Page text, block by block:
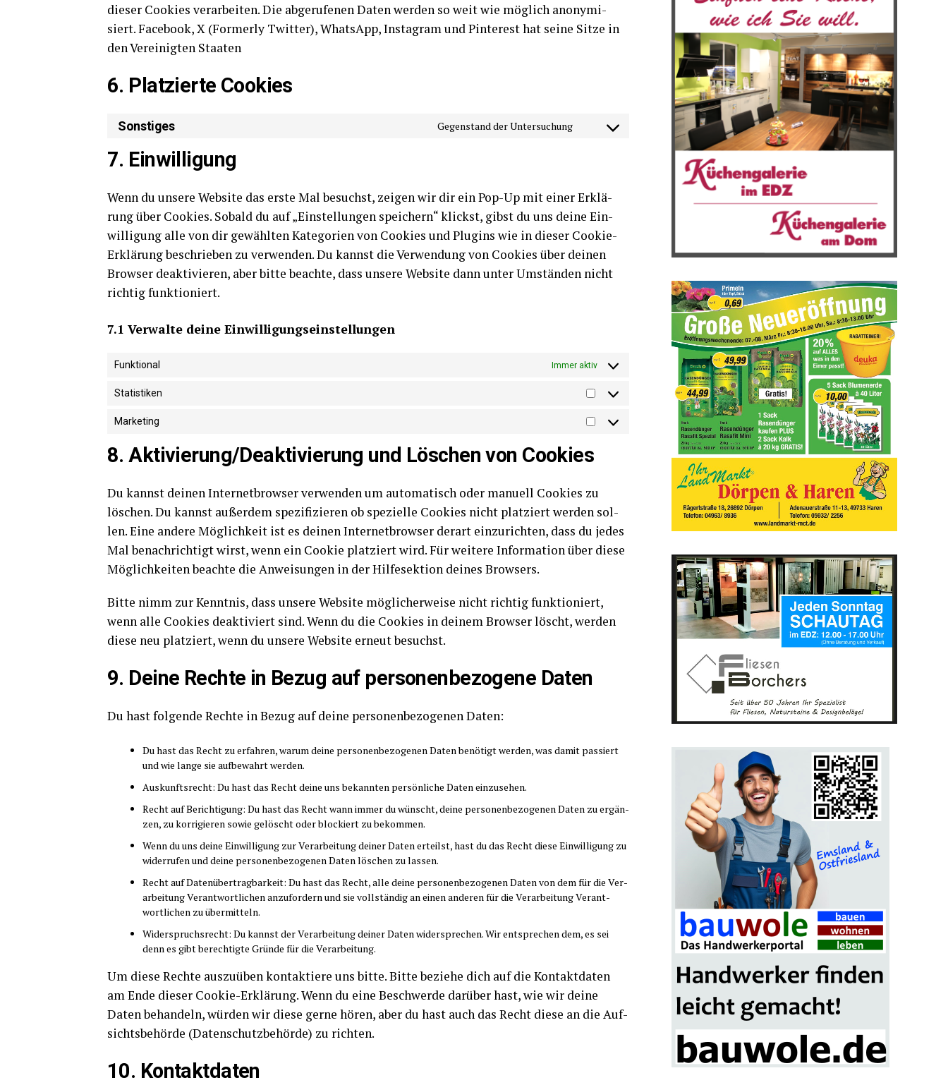
die­ser Coo­kies ver­ar­bei­ten. Die abge­ru­fe­nen Daten wer­den so weit wie mög­lich anony­mi­
siert. Face­book, X (Form­er­ly Twit­ter), Whats­App, Insta­gram und Pin­te­rest hat sei­ne Sit­ze in
den Ver­ei­nig­ten Staaten
6. Plat­zier­te Cookies
Sons­ti­ges Gegen­stand der Untersuchung
vice
7. Ein­wil­li­gung
Wenn du unse­re Web­site das ers­te Mal besuchst, zei­gen wir dir ein Pop-Up mit einer Erklä­
rung über Coo­kies. Sobald du auf „Ein­stel­lun­gen spei­chern“ klickst, gibst du uns dei­ne Ein­
wil­li­gung alle von dir gewähl­ten Kate­go­rien von Coo­kies und Plug­ins wie in die­ser Coo­kie-
Erklä­rung beschrie­ben zu ver­wen­den. Du kannst die Ver­wen­dung von Coo­kies über dei­nen
Brow­ser deak­ti­vie­ren, aber bit­te beach­te, dass unse­re Web­site dann unter Umstän­den nicht
rich­tig funktioniert.
7.1 Ver­wal­te dei­ne Einwilligungseinstellungen
Funktional Immer aktiv
Statistiken
Statistiken
Marketing
Marketing
8. Aktivierung/Deaktivierung und Löschen von Cookies
Du kannst dei­nen Inter­net­brow­ser ver­wen­den um auto­ma­tisch oder manu­ell Coo­kies zu
löschen. Du kannst außer­dem spe­zi­fi­zie­ren ob spe­zi­el­le Coo­kies nicht plat­ziert wer­den sol­
len. Eine ande­re Mög­lich­keit ist es dei­nen Inter­net­brow­ser der­art ein­zu­rich­ten, dass du jedes
Mal benach­rich­tigt wirst, wenn ein Coo­kie plat­ziert wird. Für wei­te­re Infor­ma­ti­on über die­se
Mög­lich­kei­ten beach­te die Anwei­sun­gen in der Hilf­e­sek­ti­on dei­nes Browsers.
Bit­te nimm zur Kennt­nis, dass unse­re Web­site mög­li­cher­wei­se nicht rich­tig funk­tio­niert,
wenn alle Coo­kies deak­ti­viert sind. Wenn du die Coo­kies in dei­nem Brow­ser löscht, wer­den
die­se neu plat­ziert, wenn du unse­re Web­site erneut besuchst.
9. Dei­ne Rech­te in Bezug auf per­so­nen­be­zo­ge­ne Daten
Du hast fol­gen­de Rech­te in Bezug auf dei­ne per­so­nen­be­zo­ge­nen Daten:
Du hast das Recht zu erfah­ren, war­um dei­ne per­so­nen­be­zo­ge­nen Daten benö­tigt wer­den, was damit pas­siert
und wie lan­ge sie auf­be­wahrt werden.
Aus­kunfts­recht: Du hast das Recht dei­ne uns bekann­ten per­sön­li­che Daten einzusehen.
Recht auf Berich­ti­gung: Du hast das Recht wann immer du wünscht, dei­ne per­so­nen­be­zo­ge­nen Daten zu ergän­
zen, zu kor­ri­gie­ren sowie gelöscht oder blo­ckiert zu bekommen.
Wenn du uns dei­ne Ein­wil­li­gung zur Ver­ar­bei­tung dei­ner Daten erteilst, hast du das Recht die­se Ein­wil­li­gung zu
wider­ru­fen und dei­ne per­so­nen­be­zo­ge­nen Daten löschen zu lassen.
Recht auf Daten­über­trag­bar­keit: Du hast das Recht, alle dei­ne per­so­nen­be­zo­ge­nen Daten von dem für die Ver­
ar­bei­tung Ver­ant­wort­li­chen anzu­for­dern und sie voll­stän­dig an einen ande­ren für die Ver­ar­bei­tung Ver­ant­
wort­li­chen zu übermitteln.
Wider­spruchs­recht: Du kannst der Ver­ar­bei­tung dei­ner Daten wider­spre­chen. Wir ent­spre­chen dem, es sei
denn es gibt berech­tig­te Grün­de für die Verarbeitung.
Um die­se Rech­te aus­zu­üben kon­tak­tie­re uns bit­te. Bit­te bezie­he dich auf die Kon­takt­da­ten
am Ende die­ser Coo­kie-Erklä­rung. Wenn du eine Beschwer­de dar­über hast, wie wir dei­ne
Daten behan­deln, wür­den wir die­se ger­ne hören, aber du hast auch das Recht die­se an die Auf­
sichts­be­hör­de (Daten­schutz­be­hör­de) zu richten.
10. Kon­takt­da­ten